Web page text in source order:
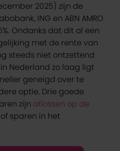
2025) zijn de
ING en ABN AMRO
Ondanks dat dit al een
met de rente van
steeds niet ontzettend
Nederland zo laag ligt
geneigd over te
optie. Drie goede
zijn aflossen op de
of sparen in het